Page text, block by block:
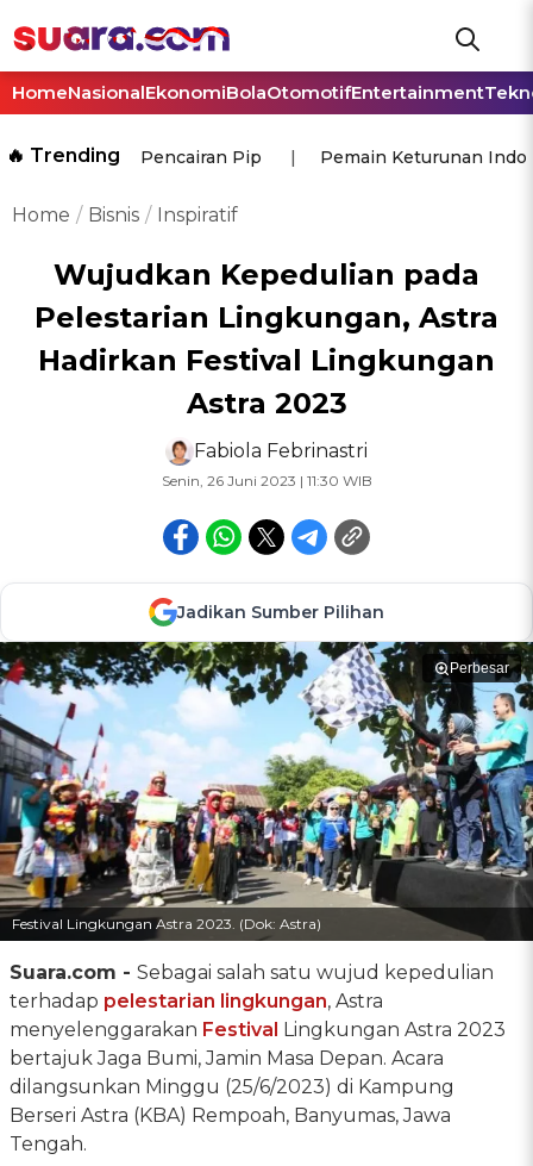
HomeNasionalEkonomiBolaOtomotifEntertainment
🔥 Trending Pencairan Pip Pemain Keturunan
Home Bisnis Inspiratif
Wujudkan Kepedulian pada
Pelestarian Lingkungan, Astra
Hadirkan Festival Lingkungan
Astra 2023
Fabiola Febrinastri
Senin, 26 Juni 2023 | 11:30 WIB
Jadikan Sumber Pilihan
Perbesar
Festival Lingkungan Astra 2023. (Dok: Astra)
Suara.com - Sebagai salah satu wujud kepedulian
terhadap pelestarian lingkungan, Astra
menyelenggarakan Festival Lingkungan Astra 2023
bertajuk Jaga Bumi, Jamin Masa Depan. Acara
dilangsunkan Minggu (25/6/2023) di Kampung
Berseri Astra (KBA) Rempoah, Banyumas, Jawa
Tengah.